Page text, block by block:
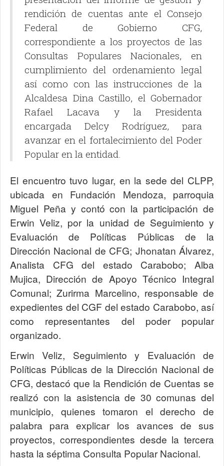
rendición de cuentas ante el Consejo
Federal de Gobierno CFG,
correspondiente a los proyectos de las
Consultas Populares Nacionales, en
cumplimiento del ordenamiento legal
así como con las instrucciones de la
Alcaldesa Dina Castillo, el Gobernador
Rafael Lacava y la Presidenta
encargada Delcy Rodríguez, para
avanzar en el fortalecimiento del Poder
Popular en la entidad.
El encuentro tuvo lugar, en la sede del CLPP,
ubicada en Fundación Mendoza, parroquia
Miguel Peña y contó con la participación de
Erwin Veliz, por la unidad de Seguimiento y
Evaluación de Políticas Públicas de la
Dirección Nacional de CFG; Jhonatan Álvarez,
Analista CFG del estado Carabobo; Alba
Mujica, Dirección de Apoyo Técnico Integral
Comunal; Zurirma Marcelino, responsable de
expedientes del CGF del estado Carabobo, así
como representantes del poder popular
organizado.
Erwin Veliz, Seguimiento y Evaluación de
Políticas Públicas de la Dirección Nacional de
CFG, destacó que la Rendición de Cuentas se
realizó con la asistencia de 30 comunas del
municipio, quienes tomaron el derecho de
palabra para explicar los avances de sus
proyectos, correspondientes desde la tercera
hasta la séptima Consulta Popular Nacional.